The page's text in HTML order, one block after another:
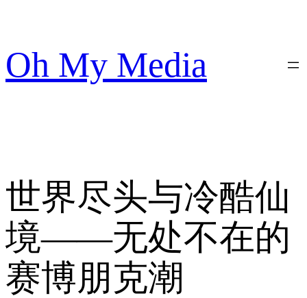
内
容
Oh My Media
世界尽头与冷酷仙
境——无处不在的
赛博朋克潮